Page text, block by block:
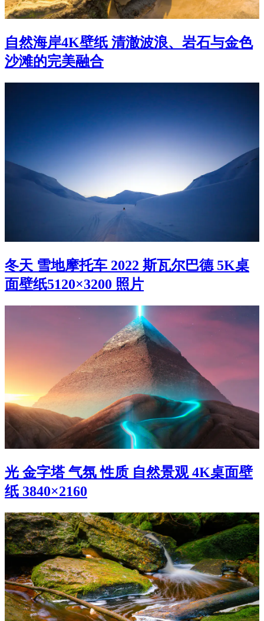
自然海岸4K壁纸 清澈波浪、岩石与金色
沙滩的完美融合
冬天 雪地摩托车 2022 斯瓦尔巴德 5K桌
面壁纸5120×3200 照片
光 金字塔 气氛 性质 自然景观 4K桌面壁
纸 3840×2160